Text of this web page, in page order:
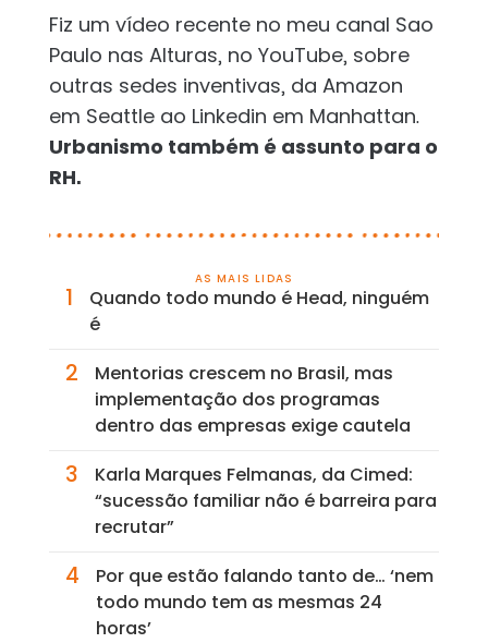
Fiz um vídeo recente no meu canal Sao
Paulo nas Alturas, no YouTube, sobre
outras sedes inventivas, da Amazon
em Seattle ao Linkedin em Manhattan.
Urbanismo também é assunto para o
RH.
AS MAIS LIDAS
1
Quando todo mundo é Head, ninguém
é
2
Mentorias crescem no Brasil, mas
implementação dos programas
dentro das empresas exige cautela
3
Karla Marques Felmanas, da Cimed:
“sucessão familiar não é barreira para
recrutar”
4
Por que estão falando tanto de… ‘nem
todo mundo tem as mesmas 24
horas’